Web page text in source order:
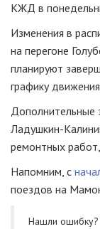
КЖД в
Изменения в
на перегоне
планируют
графику
Дополнительные
Ладушкин-
ремонтных
Напомним, с
поездов на
Нашли